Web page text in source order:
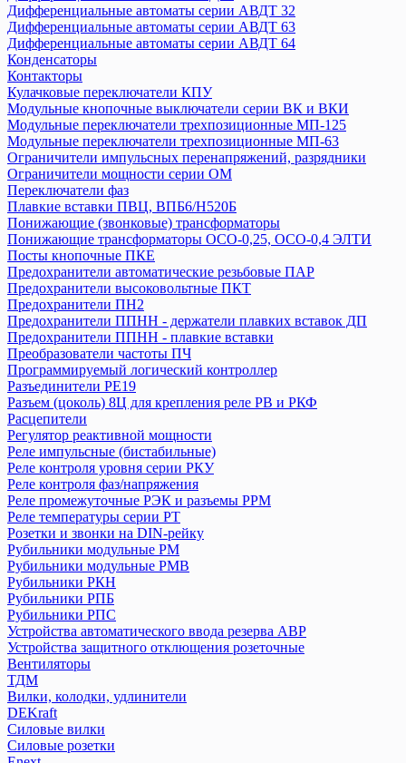
Разъемы
Расцепители
Реле
Розетки и звонки на DIN-рейку
Таймер
УЗО ВД1-63
ТДМ
Авт. выключатели ВА-87
Авт. выключатели ВА-88,комплектующие
Авт. выключатели ВА-89, комплектующие
Авт. выключатели ВА 47-29
Авт. выключатели ВА 47-60
Авт. выключатели ВА 47-63
Авт. выключатели ВА 60-26
Авт.выключатели ВА 47-29Б
Автоматические выключатели АП50Б
Автоматические выключатели ВА 47-125
Автоматический выключатель ВА 47-100
Аппараты управления по времени (таймеры, реле времени)
Блоки автоматического ввода резерва БАВР
Выключатели дифференциальные (УЗО) ВД1-63
Выключатели дифференциальные ВД63 (электронные)
Выключатели кнопочные ВКН, КЕ
Выключатели нагрузки (рубильники) в корпусе ВНК
Выключатели путевые и концевые КУ, ВК, ВПК
Выключатели-разъединители ВР32
Выключатели-разъединители с функцией защиты ПВР
Выключатель нагрузки (мини-рубильник) ВН-32
Выключатель пакетный ПВ
Держатели для плавких вставок ДПВ
Дифференциальные автоматы АД-2 и АД-4
Дифференциальные автоматы АД12
Дифференциальные автоматы серии АВДТ 32
Дифференциальные автоматы серии АВДТ 63
Дифференциальные автоматы серии АВДТ 64
Конденсаторы
Контакторы
Кулачковые переключатели КПУ
Модульные кнопочные выключатели серии ВК и ВКИ
Дифференциальные автоматы серии АВДТ 32
Дифференциальные автоматы серии АВДТ 63
Дифференциальные автоматы серии АВДТ 64
Конденсаторы
Контакторы
Кулачковые переключатели КПУ
Модульные кнопочные выключатели серии ВК и ВКИ
Модульные переключатели трехпозиционные МП-125
Модульные переключатели трехпозиционные МП-63
Ограничители импульсных перенапряжений, разрядники
Ограничители мощности серии ОМ
Переключатели фаз
Плавкие вставки ПВЦ, ВПБ6/H520Б
Понижающие (звонковые) трансформаторы
Понижающие трансформаторы ОСО-0,25, ОСО-0,4 ЭЛТИ
Посты кнопочные ПКЕ
Предохранители автоматические резьбовые ПАР
Предохранители высоковольтные ПКТ
Предохранители ПН2
Предохранители ППНН - держатели плавких вставок ДП
Предохранители ППНН - плавкие вставки
Преобразователи частоты ПЧ
Программируемый логический контроллер
Разъединители РЕ19
Разъем (цоколь) 8Ц для крепления реле РВ и РКФ
Расцепители
Регулятор реактивной мощности
Реле импульсные (бистабильные)
Реле контроля уровня серии РКУ
Реле контроля фаз/напряжения
Реле промежуточные РЭК и разъемы РРМ
Реле температуры серии РТ
Розетки и звонки на DIN-рейку
Рубильники модульные РМ
Рубильники модульные РМВ
Рубильники РКН
Рубильники РПБ
Рубильники РПС
Устройства автоматического ввода резерва АВР
Устройства защитного отклющения розеточные
Вентиляторы
ТДМ
Вилки, колодки, удлинители
DEKraft
Силовые вилки
Силовые розетки